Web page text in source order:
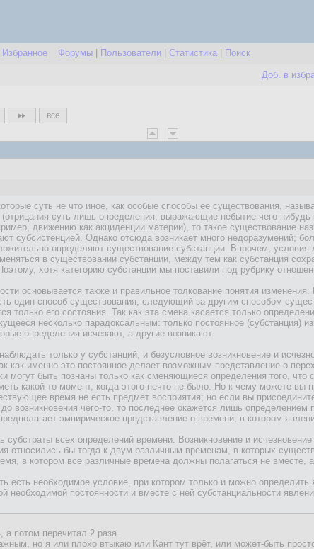
Избранное Форумы Пользователи Статистика Поиск
Доб. в
все
суть не что иное, как особые способы ее существования,
суть лишь определения, выражающие небытие чего-
движению как акциденции материи), то такое существование
субсистенцией. Однако отсюда возникает много недоразумений;
определяют существование субстанции. Впрочем, условия
в существовании субстанции, между тем как субстанция
хотя категорию субстанции мы поставили под рубрику
основывается также и правильное толкование понятия
один способ существования, следующий за другим способом
только его состояния. Так как эта смена касается только
несколько парадоксальным: только постоянное (субстанция)
определения исчезают, а другие возникают.
только у субстанций, и безусловное возникновение и
как именно это постоянное делает возможным представление о
могут быть познаны только как сменяющиеся определения того, что
какой-то момент, когда этого нечто не было. Но к чему можете вы
время не есть предмет восприятия; но если вы
возникновения чего-то, то последнее окажется лишь
эмпирическое представление о времени, в котором
субстраты всех определений времени. Возникновение и
относились бы тогда к двум различным временам, в которых
в котором все различные времена должны полагаться не вместе,
есть необходимое условие, при котором только и можно
необходимой постоянности и вместе с ней субстанциальности
а потом перечитал 2 раза.
но я или плохо втыкаю или Кант тут врёт, или может-быть